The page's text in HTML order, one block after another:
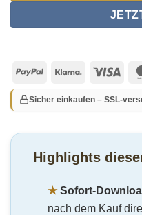
PayPal Klarna Visa
Sicher einkaufen – SSL-
Highlights
★ Sofort-
nach dem Kauf